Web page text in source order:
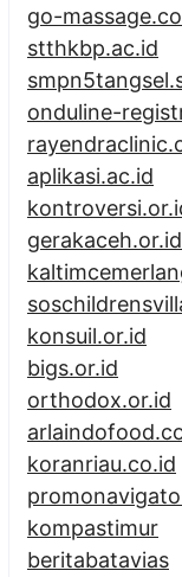
go-
stthkbp.ac.id
onduline-
aplikasi.ac.id
gerakaceh.or.id
konsuil.or.id
bigs.or.id
orthodox.or.id
koranriau.co.id
kompastimur
beritabatavias